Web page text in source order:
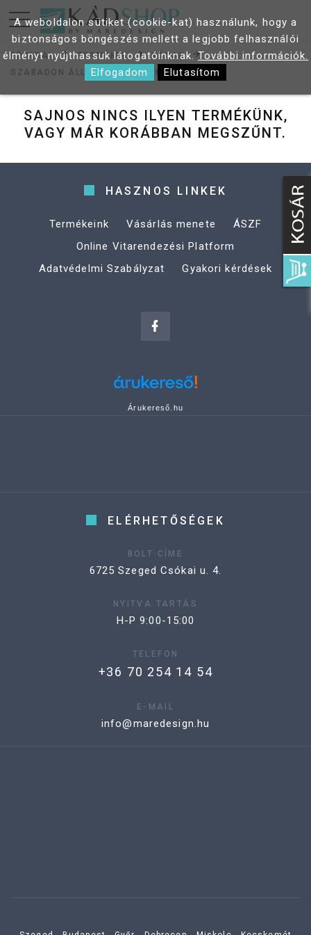
FŐOLDAL TERMÉKEK
KÁDAK
SZABADON ÁLLÓ FÜRDŐKÁDAK
SAJNOS NINCS ILYEN TERMÉKÜNK,
VAGY MÁR KORÁBBAN MEGSZŰNT.
HASZNOS LINKEK
Termékeink Vásárlás menete
ÁSZF
Online Vitarendezési Platform
Adatvédelmi Szabályzat
Gyakori kérdések
Árukereső.hu
ELÉRHETŐSÉGEK
BOLT CÍME
6725 Szeged Csókai u. 4.
NYITVA TARTÁS
H-P 9:00-15:00
TELEFON
+36 70 254 14 54
E-MAIL
info@maredesign.hu
A weboldalon sütiket (cookie-kat) használunk, hogy a
biztonságos böngészés mellett a legjobb felhasználói
élményt nyújthassuk látogatóinknak.További információk.
Elfogadom
Elutasítom